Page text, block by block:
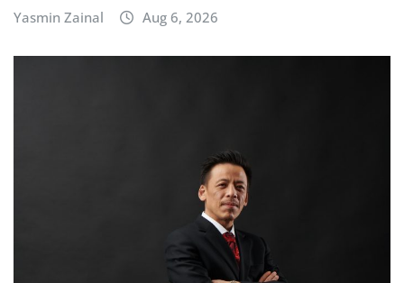
Yasmin Zainal Aug 6, 2026